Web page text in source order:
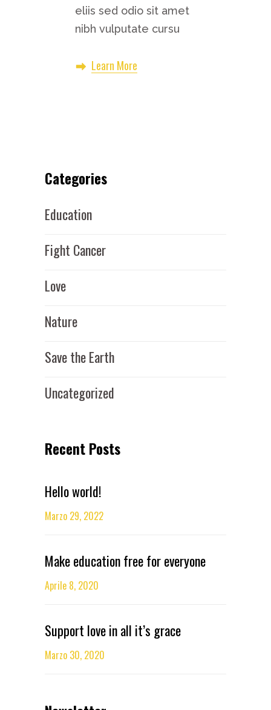
eliis sed odio sit amet
nibh vulputate cursu
Learn More
Categories
Education
Fight Cancer
Love
Nature
Save the Earth
Uncategorized
Recent Posts
Hello world!
Marzo 29, 2022
Make education free for everyone
Aprile 8, 2020
Support love in all it’s grace
Marzo 30, 2020